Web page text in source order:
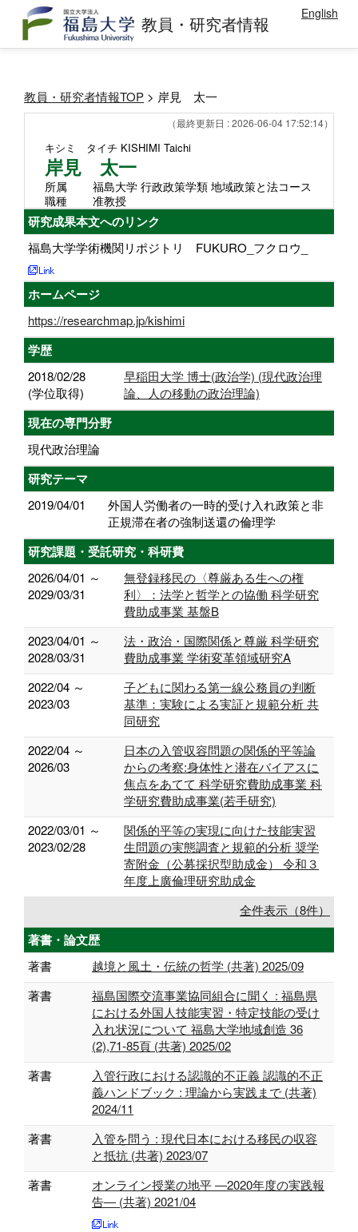
教員・研究者情報 English
教員・研究者情報TOP > 岸見 太一
（最終更新日 : 2026-06-04 17:52:14）
キシミ タイチ KISHIMI Taichi
岸見 太一
所属
福島大学 行政政策学類 地域政策と法コース
職種
准教授
研究成果本文へのリンク
福島大学学術機関リポジトリ FUKURO_フクロウ_
ホームページ
https://researchmap.jp/kishimi
学歴
2018/02/28
(学位取得)
早稲田大学 博士(政治学) (現代政治理
論、人の移動の政治理論)
現在の専門分野
現代政治理論
研究テーマ
2019/04/01
外国人労働者の一時的受け入れ政策と非
正規滞在者の強制送還の倫理学
研究課題・受託研究・科研費
2026/04/01 ～
2029/03/31
無登録移民の〈尊厳ある生への権
利〉：法学と哲学との協働 科学研究
費助成事業 基盤B
2023/04/01 ～
2028/03/31
法・政治・国際関係と尊厳 科学研究
費助成事業 学術変革領域研究A
2022/04 ～
2023/03
子どもに関わる第一線公務員の判断
基準：実験による実証と規範分析 共
同研究
2022/04 ～
2026/03
日本の入管収容問題の関係的平等論
からの考察:身体性と潜在バイアスに
焦点をあてて 科学研究費助成事業 科
学研究費助成事業(若手研究)
2022/03/01 ～
2023/02/28
関係的平等の実現に向けた技能実習
生問題の実態調査と規範的分析 奨学
寄附金（公募採択型助成金） 令和３
年度上廣倫理研究助成金
全件表示（8件）
著書・論文歴
著書
越境と風土・伝統の哲学 (共著) 2025/09
著書
福島国際交流事業協同組合に聞く : 福島県
における外国人技能実習・特定技能の受け
入れ状況について 福島大学地域創造 36
(2),71-85頁 (共著) 2025/02
著書
入管行政における認識的不正義 認識的不正
義ハンドブック : 理論から実践まで (共著)
2024/11
著書
入管を問う : 現代日本における移民の収容
と抵抗 (共著) 2023/07
著書
オンライン授業の地平 ―2020年度の実践報
告― (共著) 2021/04